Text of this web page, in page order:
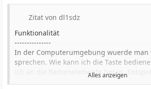
Zitat von dl1sdz
Funktionalität
---------------
In der Computerumgebung wuerde man
sprechen. Wie kann ich die Taste
ich an die Bedienelemente heran.
Bedienelemente ihrer Aufgabe? Bei der
Alles anzeigen